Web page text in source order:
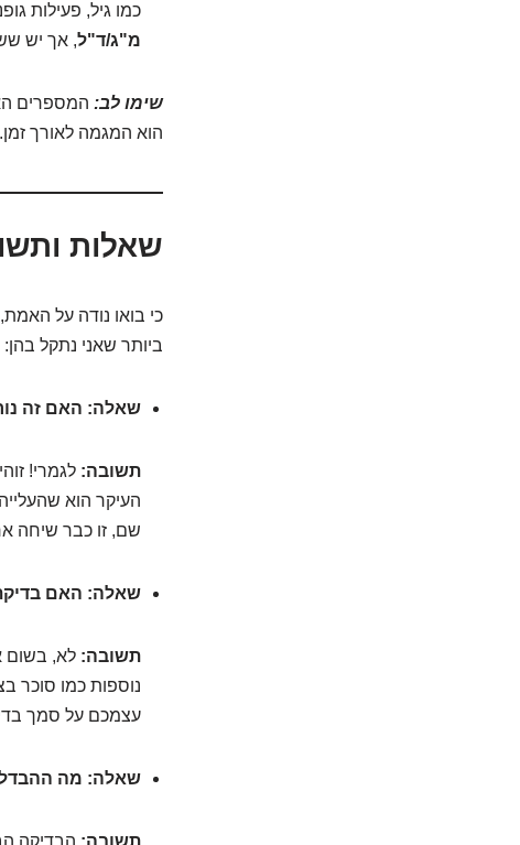
כמו גיל, פעילות
מ"ג/ד"ל, אך יש
שימו לב: המספרים
הוא המגמה לאורך זמן.
שאלות
כי בואו נודה על
ביותר שאני נתקל בהן:
שאלה: האם זה
תשובה: לגמרי!
העיקר הוא
שם, זו כבר שיחה
שאלה: האם
תשובה: לא, בשום
עצמכם על סמך
שאלה: מה ההבדל